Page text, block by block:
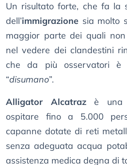
Un risultato forte, che fa la
dell’immigrazione sia molto
maggior parte dei quali
nel vedere dei clandestini
che da più osservatori è
“disumano”.
Alligator Alcatrazè una
ospitare fino a 5.000
capanne dotate di reti
senza adeguata acqua
assistenza medica degna di